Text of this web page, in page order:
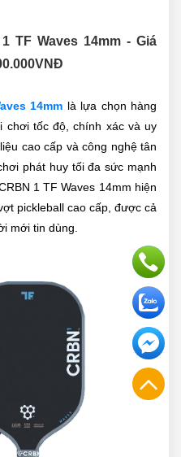
TF Waves 14mm - Giá
VNĐ
14mm là lựa chọn hàng
chơi tốc độ, chính xác và uy
cao cấp và công nghệ tân
phát huy tối đa sức mạnh
1 TF Waves 14mm hiện
pickleball cao cấp, được cả
mới tin dùng.